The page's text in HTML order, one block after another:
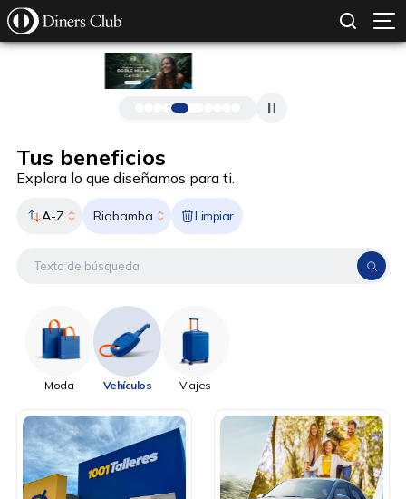
Pasar al contenido principal
Tus beneficios
Explora lo que diseñamos para ti.
A-Z Riobamba Limpiar
Moda Vehículos Viajes